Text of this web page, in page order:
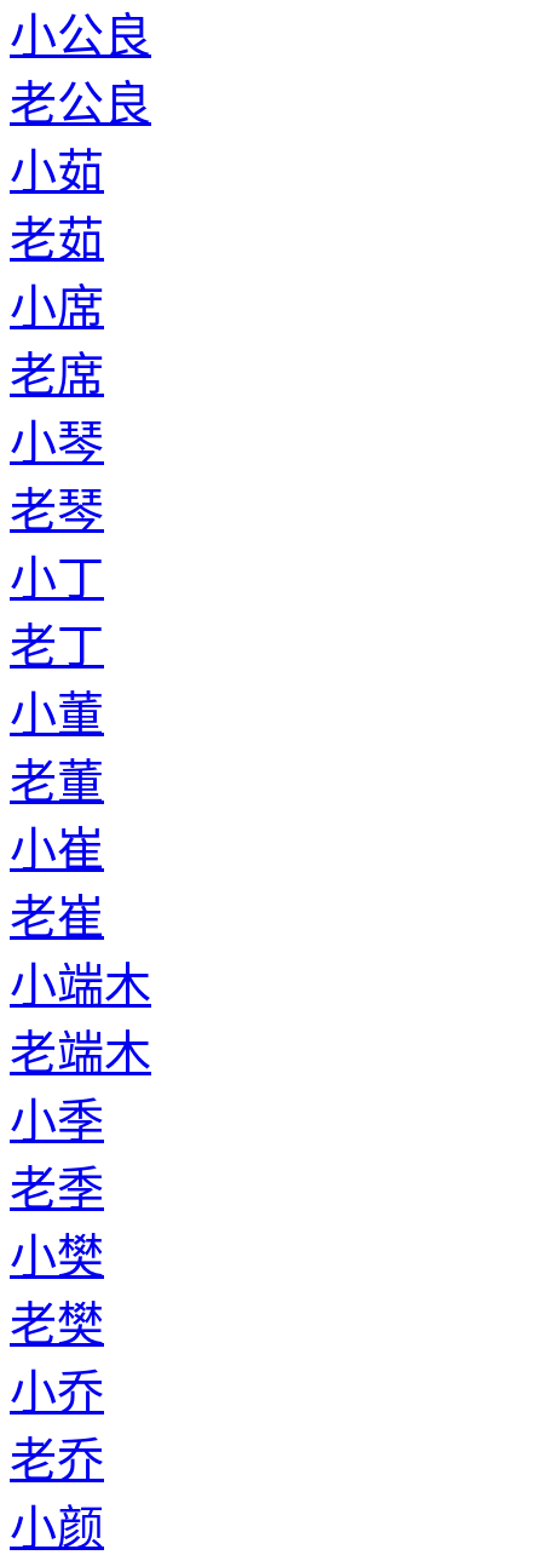
小公良
老公良
小茹
老茹
小席
老席
小琴
老琴
小丁
老丁
小董
老董
小崔
老崔
小端木
老端木
小季
老季
小樊
老樊
小乔
老乔
小颜